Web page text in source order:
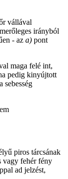
vállával
irányból
- az a) pont
maga felé int,
pedig kinyújtott
sebesség
piros tárcsának
vagy fehér fény
ad jelzést,